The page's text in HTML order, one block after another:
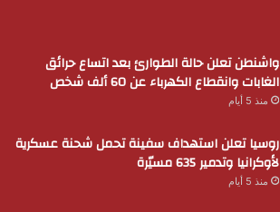
واشنطن تعلن حالة الطوارئ بعد اتساع حرائق
الغابات وانقطاع الكهرباء عن 60 ألف شخص
منذ 5 أيام
روسيا تعلن استهداف سفينة تحمل شحنة عسكرية
لأوكرانيا وتدمير 635 مسيّرة
منذ 5 أيام